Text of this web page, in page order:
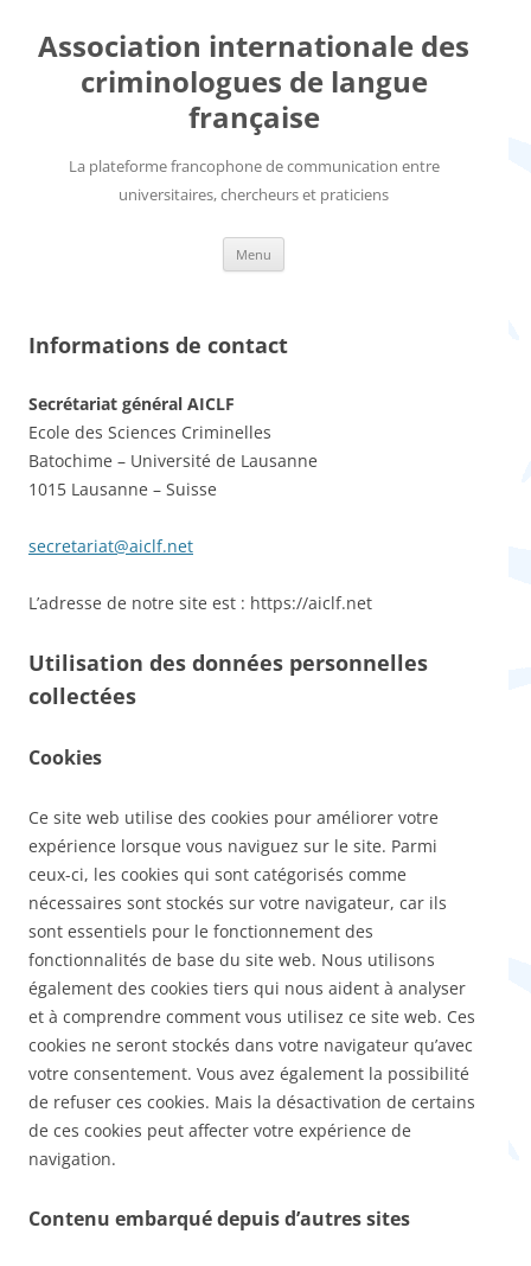
contenu
Association internationale des
criminologues de langue
française
La plateforme francophone de communication entre
universitaires, chercheurs et praticiens
Menu
Informations de contact
Secrétariat général AICLF
Ecole des Sciences Criminelles
Batochime – Université de Lausanne
1015 Lausanne – Suisse
secretariat@aiclf.net
L’adresse de notre site est : https://aiclf.net
Utilisation des données personnelles
collectées
Cookies
Ce site web utilise des cookies pour améliorer votre
expérience lorsque vous naviguez sur le site. Parmi
ceux-ci, les cookies qui sont catégorisés comme
nécessaires sont stockés sur votre navigateur, car ils
sont essentiels pour le fonctionnement des
fonctionnalités de base du site web. Nous utilisons
également des cookies tiers qui nous aident à analyser
et à comprendre comment vous utilisez ce site web. Ces
cookies ne seront stockés dans votre navigateur qu’avec
votre consentement. Vous avez également la possibilité
de refuser ces cookies. Mais la désactivation de certains
de ces cookies peut affecter votre expérience de
navigation.
Contenu embarqué depuis d’autres sites